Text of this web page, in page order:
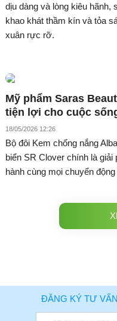
dịu dàng và lòng kiêu hãnh,
khao khát thầm kín và tỏa
xuân rực rỡ.
Mỹ phẩm Saras
tiện lợi cho cuộc
18/05/2026 12:26
Bộ đôi Kem chống nắng
biển SR Clover chính là
hành cùng mọi chuyển
ĐĂNG KÝ TƯ